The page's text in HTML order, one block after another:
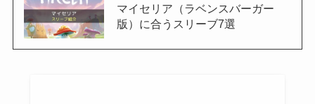
マイセリア（ラベンスバーガー
版）に合うスリーブ7選